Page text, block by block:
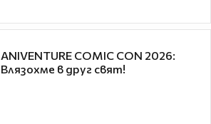
ANIVENTURE COMIC CON 2026:
Влязохме в друг свят!